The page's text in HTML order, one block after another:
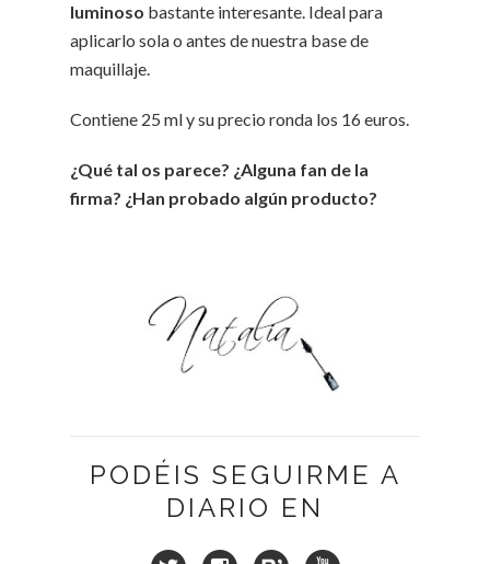
luminoso bastante interesante. Ideal para
aplicarlo sola o antes de nuestra base de
maquillaje.
Contiene 25 ml y su precio ronda los 16 euros.
¿Qué tal os parece? ¿Alguna fan de la
firma? ¿Han probado algún producto?
PODÉIS SEGUIRME A
DIARIO EN